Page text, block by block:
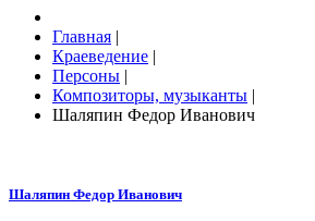
Главная |
Краеведение |
Персоны |
Композиторы, музыканты |
Шаляпин Федор Иванович
Шаляпин Федор Иванович